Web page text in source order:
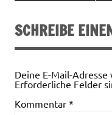
SCHREIBE
Deine E-Mail-
Erforderliche Felder
Kommentar *